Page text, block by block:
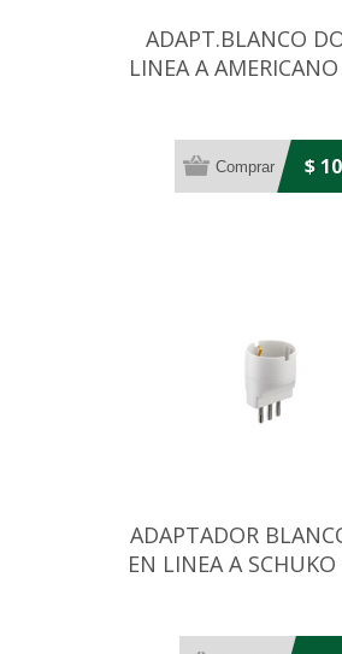
ADAPT.BLANCO
LINEA A
$
ADAPTADOR
EN LINEA A